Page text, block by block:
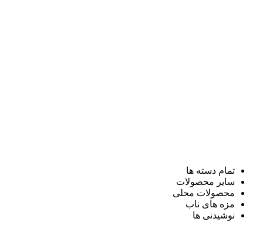
تمام دسته ها
سایر محصولات
محصولات محلی
مزه های ناب
نوشیدنی ها